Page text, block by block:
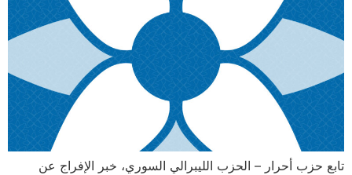
تابع حزب أحرار – الحزب الليبرالي السوري، خبر الإفراج عن